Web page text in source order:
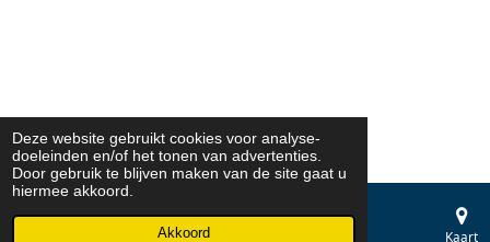
Deze website gebruikt cookies voor analyse-
doeleinden en/of het tonen van advertenties.
Door gebruik te blijven maken van de site gaat u
hiermee akkoord.
Akkoord Kaart